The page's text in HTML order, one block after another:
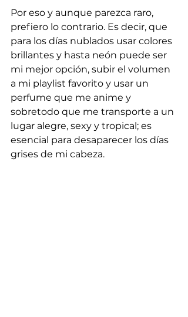
Por eso y aunque parezca raro,
prefiero lo contrario. Es decir, que
para los días nublados usar colores
brillantes y hasta neón puede ser
mi mejor opción, subir el volumen
a mi playlist favorito y usar un
perfume que me anime y
sobretodo que me transporte a un
lugar alegre, sexy y tropical; es
esencial para desaparecer los días
grises de mi cabeza.